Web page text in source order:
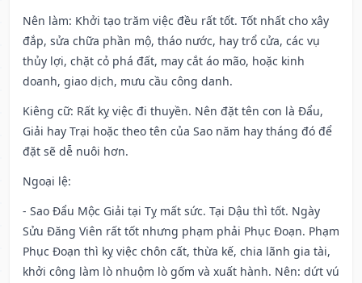
Nên làm: Khởi tạo trăm việc đều rất tốt. Tốt nhất cho xây
đắp, sửa chữa phần mộ, tháo nước, hay trổ cửa, các vụ
thủy lợi, chặt cỏ phá đất, may cắt áo mão, hoặc kinh
doanh, giao dịch, mưu cầu công danh.
Kiêng cữ: Rất kỵ việc đi thuyền. Nên đặt tên con là Đẩu,
Giải hay Trại hoặc theo tên của Sao năm hay tháng đó để
đặt sẽ dễ nuôi hơn.
Ngoại lệ:
- Sao Đẩu Mộc Giải tại Tỵ mất sức. Tại Dậu thì tốt. Ngày
Sửu Đăng Viên rất tốt nhưng phạm phải Phục Đoạn. Phạm
Phục Đoạn thì kỵ việc chôn cất, thừa kế, chia lãnh gia tài,
khởi công làm lò nhuộm lò gốm và xuất hành. Nên: dứt vú